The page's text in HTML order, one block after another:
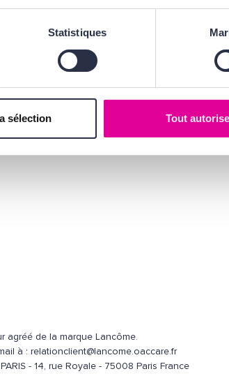
Statistiques
sélection Tout
agréé de la marque Lancôme.
à : relationclient@lancome.oaccare.fr
- 14, rue Royale - 75008 Paris France